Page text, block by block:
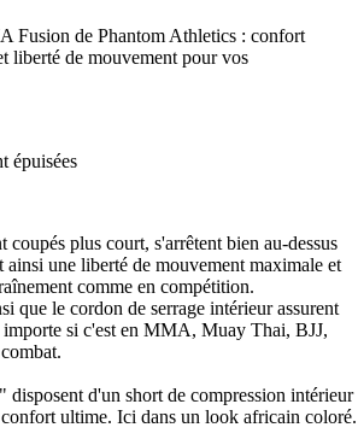
Fusion de Phantom Athletics : confort
liberté de mouvement pour vos
épuisées
plus court, s'arrêtent bien au-dessus
une liberté de mouvement maximale et
comme en compétition.
que le cordon de serrage intérieur assurent
si c'est en MMA, Muay Thai, BJJ,
d'un short de compression intérieur
ultime. Ici dans un look africain coloré.